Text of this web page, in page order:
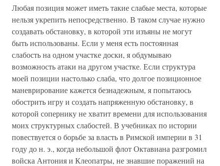
Любая позиция может иметь такие слабые места, которые
нельзя укрепить непосредственно. В таком случае нужно
создавать обстановку, в которой эти изъяны не могут
быть использованы. Если у меня есть постоянная
слабость на одном участке доски, я обдумываю
возможность атаки на другом участке. Если структура
моей позиции настолько слаба, что долгое позиционное
маневрирование кажется безнадежным, я попытаюсь
обострить игру и создать напряженную обстановку, в
которой сопернику не хватит времени для использования
моих структурных слабостей. В учебниках по истории
повествуется о борьбе за власть в Римской империи в 31
году до н. э., когда небольшой флот Октавиана разгромил
войска Антония и Клеопатры, не знавшие поражений на